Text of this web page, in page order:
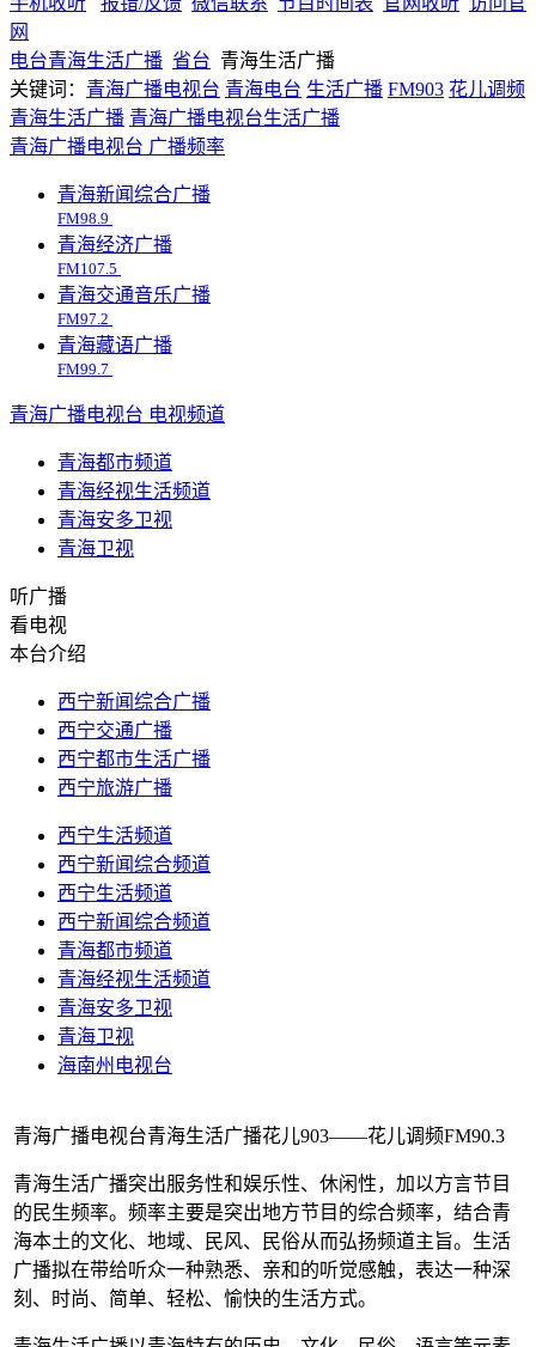
网
电台青海生活广播 省台 青海生活广播
关键词： 青海广播电视台 青海电台 生活广播 FM903 花儿调频
青海生活广播 青海广播电视台生活广播
青海广播电视台 广播频率
青海新闻综合广播
FM98.9
青海经济广播
FM107.5
青海交通音乐广播
FM97.2
青海藏语广播
FM99.7
青海广播电视台 电视频道
青海都市频道
青海经视生活频道
青海安多卫视
青海卫视
听广播
看电视
本台介绍
西宁新闻综合广播
西宁交通广播
西宁都市生活广播
西宁旅游广播
西宁生活频道
西宁新闻综合频道
西宁生活频道
西宁新闻综合频道
青海都市频道
青海经视生活频道
青海安多卫视
青海卫视
海南州电视台
青海广播电视台青海生活广播花儿903——花儿调频FM90.3
青海生活广播突出服务性和娱乐性、休闲性，加以方言节目
的民生频率。频率主要是突出地方节目的综合频率，结合青
海本土的文化、地域、民风、民俗从而弘扬频道主旨。生活
广播拟在带给听众一种熟悉、亲和的听觉感触，表达一种深
刻、时尚、简单、轻松、愉快的生活方式。